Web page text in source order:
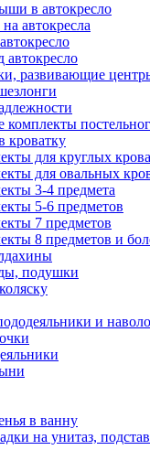
в автокресло
автокресла
автокресло
развивающие
комплекты
кроватку
для круглых
для овальных
3-4 предмета
5-6 предметов
7 предметов
8 предметов и
подушки
и
в ванну
на унитаз,